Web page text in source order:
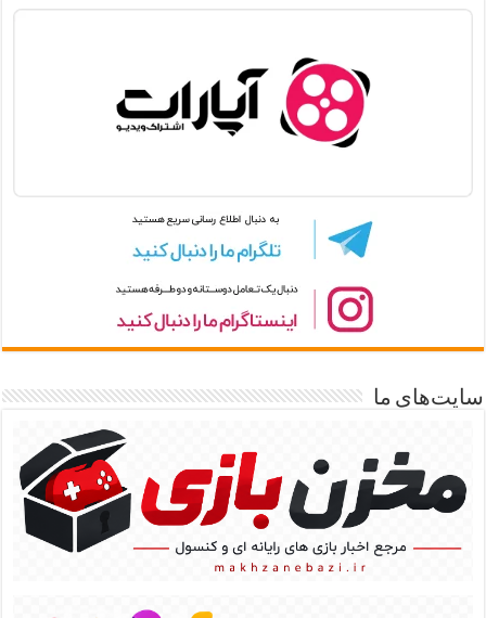
سایت‌های ما